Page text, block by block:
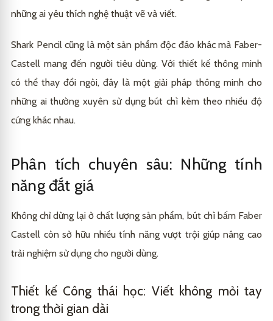
những ai yêu thích nghệ thuật vẽ và viết.
Shark Pencil cũng là một sản phẩm độc đáo khác mà Faber-
Castell mang đến người tiêu dùng. Với thiết kế thông minh
có thể thay đổi ngòi, đây là một giải pháp thông minh cho
những ai thường xuyên sử dụng bút chì kèm theo nhiều độ
cứng khác nhau.
Phân tích chuyên sâu: Những tính
năng đắt giá
Không chỉ dừng lại ở chất lượng sản phẩm, bút chì bấm Faber
Castell còn sở hữu nhiều tính năng vượt trội giúp nâng cao
trải nghiệm sử dụng cho người dùng.
Thiết kế Công thái học: Viết không mỏi tay
trong thời gian dài